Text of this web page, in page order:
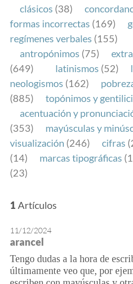
FundéuRAE es una
y la Real Academia
el buen uso del español en
Internet.
clásicos (38)
formas incorrectas (169)
regímenes verbales (155)
antropónimos (75)
(649)
latinismos (52)
neologismos (162)
(885)
topónimos y
acentuación y
(353)
mayúsculas y
visualización (246) cifras
(14)
marcas tipográficas
(23)
1 Artículos
11/12/2024
arancel
Tengo dudas a la hora de
últimamente veo que, por